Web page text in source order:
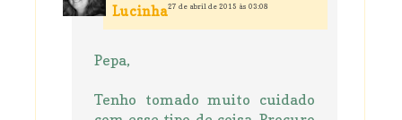
Lucinha27 de abril de 2015 às 03:08
Pepa,
Tenho tomado muito cuidado